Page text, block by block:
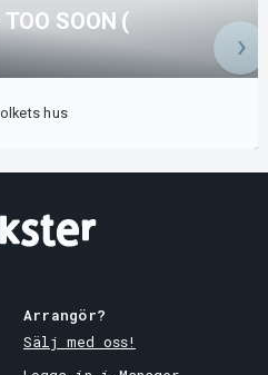
SOON (
hus
Arrangör?
Sälj med oss!